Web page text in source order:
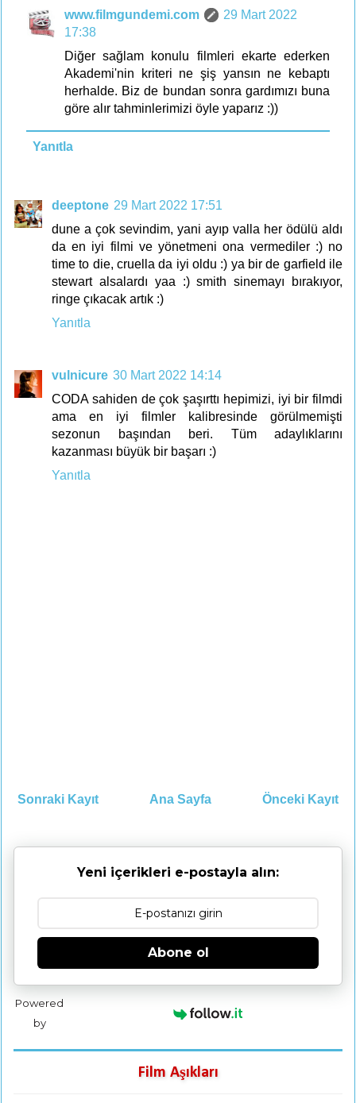
www.filmgundemi.com
29 Mart 2022
17:38
Diğer sağlam konulu filmleri ekarte ederken
Akademi'nin kriteri ne şiş yansın ne kebaptı
herhalde. Biz de bundan sonra gardımızı buna
göre alır tahminlerimizi öyle yaparız :))
Yanıtla
deeptone 29 Mart 2022 17:51
dune a çok sevindim, yani ayıp valla her ödülü aldı
da en iyi filmi ve yönetmeni ona vermediler :) no
time to die, cruella da iyi oldu :) ya bir de garfield ile
stewart alsalardı yaa :) smith sinemayı bırakıyor,
ringe çıkacak artık :)
Yanıtla
vulnicure 30 Mart 2022 14:14
CODA sahiden de çok şaşırttı hepimizi, iyi bir filmdi
ama en iyi filmler kalibresinde görülmemişti
sezonun başından beri. Tüm adaylıklarını
kazanması büyük bir başarı :)
Yanıtla
Sonraki Kayıt Önceki Kayıt
Ana Sayfa
Yeni içerikleri e-postayla alın:
Abone ol
Powered
by
Film Aşıkları